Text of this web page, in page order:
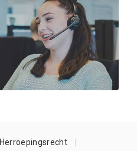
Herroepingsrecht